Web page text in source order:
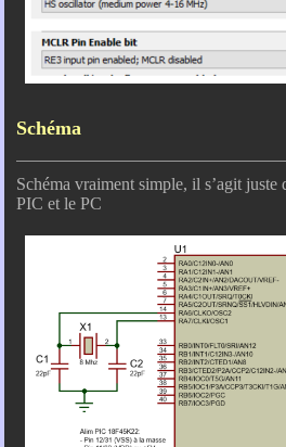
Schéma
Schéma vraiment simple, il s’agit juste
PIC et le PC